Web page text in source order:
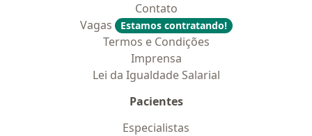
Contato
Vagas
Estamos contratando!
Termos e Condições
Imprensa
Lei da Igualdade Salarial
Pacientes
Especialistas